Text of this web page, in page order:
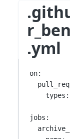
.yml
on:
types
jobs :